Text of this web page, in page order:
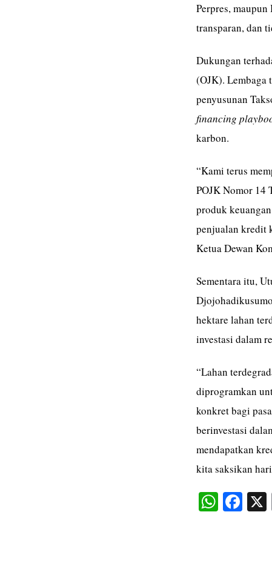
Perpres,
transparan, dan
Dukungan
(OJK). Lembaga
penyusunan
financing
karbon.
“Kami terus
POJK Nomor 14
produk
penjualan kredit
Ketua Dewan
Sementara itu,
hektare lahan
investasi dalam
“Lahan
diprogramkan
konkret bagi
berinvestasi
mendapatkan
kita saksikan
W Fa